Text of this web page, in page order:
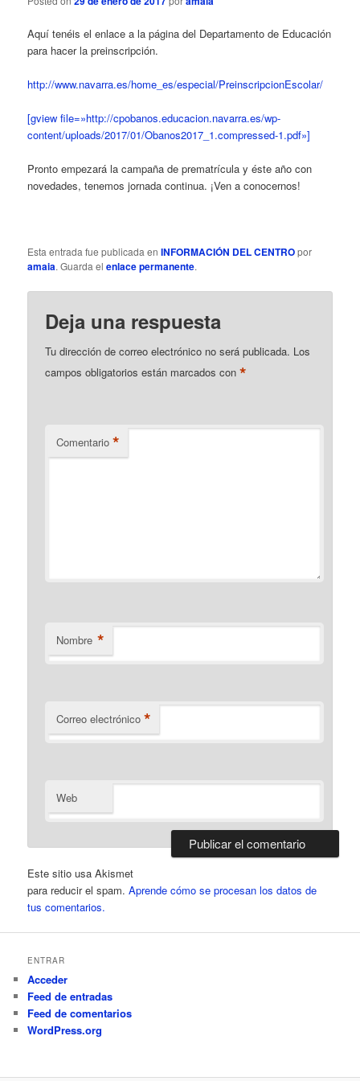
d
n
r
a
a
s
Aquí tenéis el enlace a la página del Departamento de Educación
para hacer la preinscripción.
http://www.navarra.es/home_es/especial/PreinscripcionEscolar/
[gview file=»http://cpobanos.educacion.navarra.es/wp-
content/uploads/2017/01/Obanos2017_1.compressed-1.pdf»]
Pronto empezará la campaña de prematrícula y éste año con
novedades, tenemos jornada continua. ¡Ven a conocernos!
Esta entrada fue publicada enINFORMACIÓN DEL CENTROpor
amaia. Guarda elenlace permanente.
Deja una respuesta
Tu dirección de correo electrónico no será publicada. Los
campos obligatorios están marcados con*
Comentario *
Nombre *
Correo electrónico *
Web
Este sitio usa Akismet
para reducir el spam.Aprende cómo se procesan los datos de
tus comentarios.
ENTRAR
Acceder
Feed de entradas
Feed de comentarios
WordPress.org